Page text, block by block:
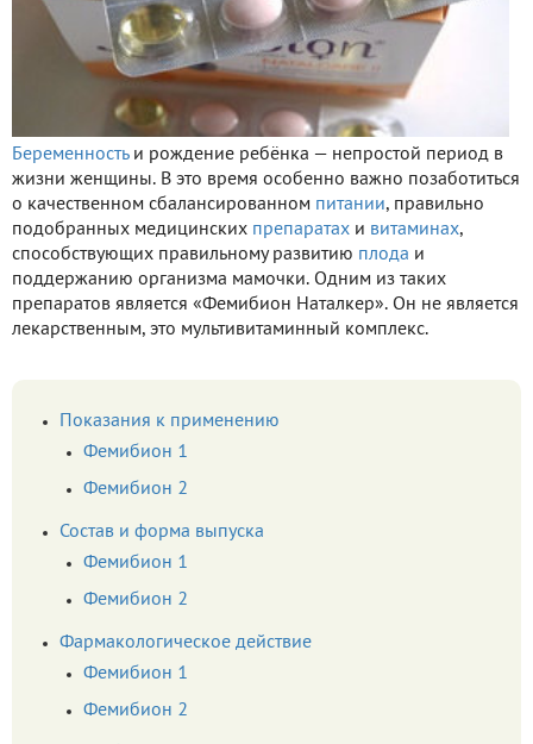
Беременностьи рождение ребёнка — непростой период в
жизни женщины. В это время особенно важно позаботиться
о качественном сбалансированном питании, правильно
подобранных медицинских препаратах и витаминах,
способствующих правильному развитию плода и
поддержанию организма мамочки. Одним из таких
препаратов является «Фемибион Наталкер». Он не является
лекарственным, это мультивитаминный комплекс.
Показания к применению
Фемибион 1
Фемибион 2
Состав и форма выпуска
Фемибион 1
Фемибион 2
Фармакологическое действие
Фемибион 1
Фемибион 2